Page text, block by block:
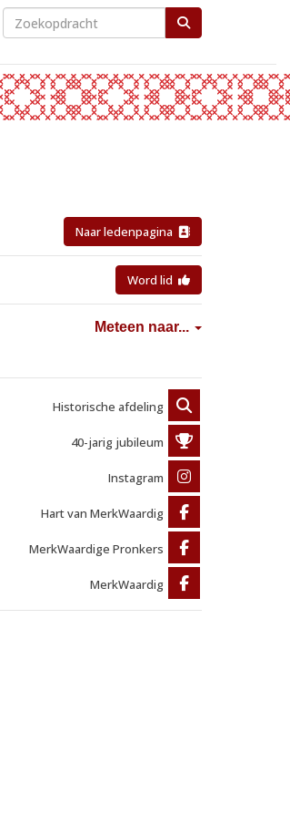
Naar ledenpagina
Word lid
Meteen naar...
Historische afdeling
40-jarig jubileum
Instagram
Hart van MerkWaardig
MerkWaardige Pronkers
MerkWaardig